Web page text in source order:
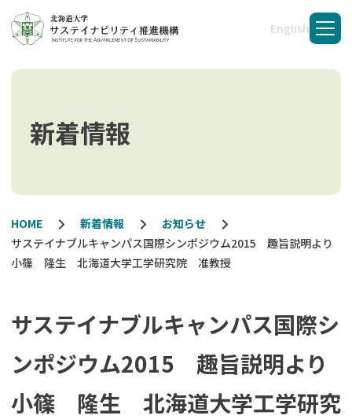
English
メニ
新着情報
HOME 新着情報
お知らせ
サステイナブルキャンパス国際シンポジウム2015 趣旨説明より
小篠 隆生 北海道大学工学研究院 准教授
サステイナブルキャンパス国際シ
ンポジウム2015 趣旨説明より
小篠 隆生 北海道大学工学研究